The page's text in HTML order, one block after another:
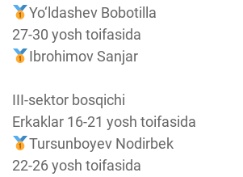
Yo‘ldashev Bobotilla
27-30 yosh toifasida
Ibrohimov Sanjar
III-sektor bosqichi
Erkaklar 16-21 yosh toifasida
Tursunboyev Nodirbek
22-26 yosh toifasida